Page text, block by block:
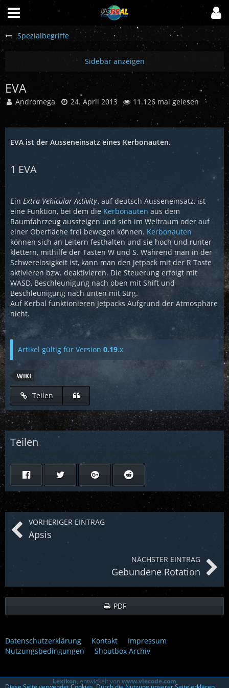
Spezialbegriffe
EVA
Andromega 24. April 2013 11.126 mal gelesen
EVA ist der Ausseneinsatz eines Kerbonauten.
1 EVA
Ein Extra-Vehicular Activity, auf deutsch Ausseneinsatz, ist
eine Funktion, bei dem die Kerbonauten aus dem
Raumfahrzeug aussteigen und sich im Weltraum oder auf
einer Oberfläche frei bewegen können. Kerbonauten
können sich an Leitern festhalten und sie hoch und runter
klettern, mithilfe der Tasten W und S. Während man in der
Schwerelosigkeit ist, kann man den Jetpack mit der R Taste
aktivieren bzw. deaktivieren. Die Steuerung erfolgt mit
WASD, Beschleunigung nach oben mit Shift und
Beschleunigung nach unten mit Strg.
Auf Kerbal funktionieren Jetpacks Aufgrund der Atmosphäre
nicht.
Artikel gültig für Version 0.19.x
WIKI
Teilen
Teilen
VORHERIGER EINTRAG
Apsis
NÄCHSTER EINTRAG
Gebundene Rotation
PDF
Datenschutzerklärung Kontakt
Impressum
Nutzungsbedingungen
Shoutbox Archiv
Lexikon, entwickelt vonwww.viecode.com